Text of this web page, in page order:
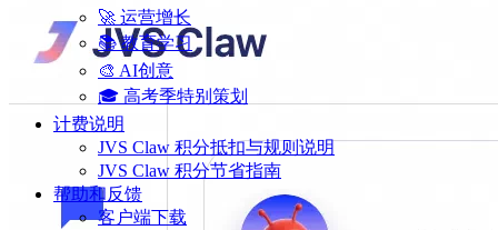
🚀 运营增长
📚 教育学习
🎨 AI创意
🎓 高考季特别策划
计费说明
JVS Claw 积分抵扣与规则说明
JVS Claw 积分节省指南
帮助和反馈
客户端下载